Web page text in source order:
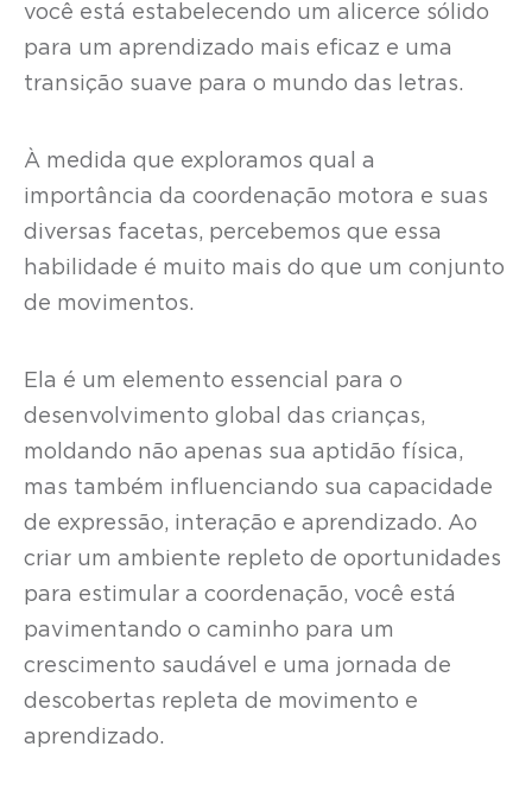
você está estabelecendo um alicerce sólido
para um aprendizado mais eficaz e uma
transição suave para o mundo das letras.
À medida que exploramos qual a
importância da coordenação motora e suas
diversas facetas, percebemos que essa
habilidade é muito mais do que um conjunto
de movimentos.
Ela é um elemento essencial para o
desenvolvimento global das crianças,
moldando não apenas sua aptidão física,
mas também influenciando sua capacidade
de expressão, interação e aprendizado. Ao
criar um ambiente repleto de oportunidades
para estimular a coordenação, você está
pavimentando o caminho para um
crescimento saudável e uma jornada de
descobertas repleta de movimento e
aprendizado.